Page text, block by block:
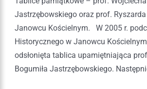
Jastrzębowskiego oraz prof.
Janowcu Kościelnym. W 2005 r.
Historycznego w Janowcu Kościelnym
odsłonięta tablica upamiętniająca
Bogumiła Jastrzębowskiego.